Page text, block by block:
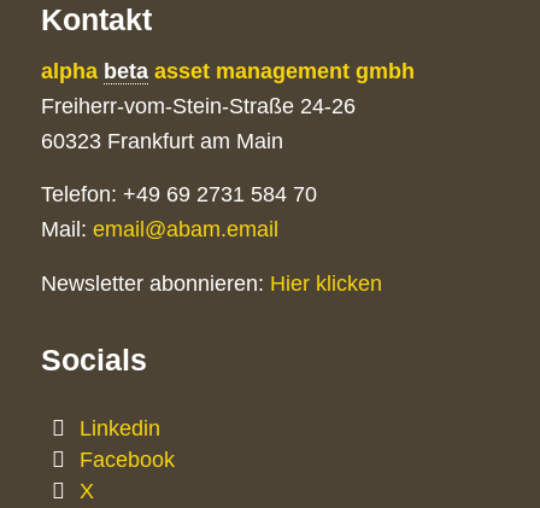
Kontakt
alpha betaasset management gmbh
Freiherr-vom-Stein-Straße 24-26
60323 Frankfurt am Main
Telefon: +49 69 2731 584 70
Mail: email@abam.email
Newsletter abonnieren: Hier klicken
Socials
Linkedin
Facebook
X